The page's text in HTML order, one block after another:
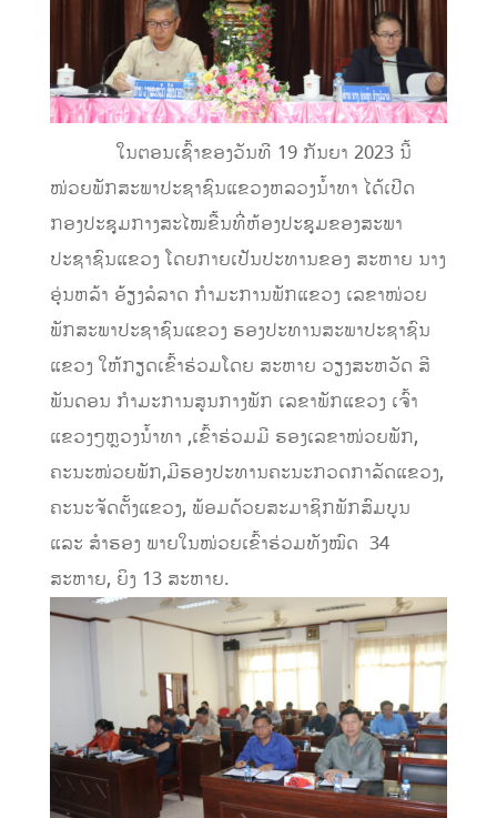
ໃນຕອນເຊົ້າຂອງວັນທີ 19 ກັນຍາ 2023 ນີ້
ໜ່ວຍພັກສະພາປະຊາຊົນແຂວງຫລວງນ້ຳທາ ໄດ້ເປີດ
ກອງປະຊຸມກາງສະໄໝຂື້ນທີ່ຫ້ອງປະຊຸມຂອງສະພາ
ປະຊາຊົນແຂວງ ໂດຍກາຍເປັນປະທານຂອງ ສະຫາຍ ນາງ
ອຸ່ນຫລ້າ ອ້ຽງລໍລາດ ກຳມະການພັກແຂວງ ເລຂາໜ່ວຍ
ພັກສະພາປະຊາຊົນແຂວງ ຮອງປະທານສະພາປະຊາຊົນ
ແຂວງ ໃຫ້ກຽດເຂົ້າຮ່ວມໂດຍ ສະຫາຍ ວຽງສະຫວັດ ສີ
ພັນດອນ ກຳມະການສູນກາງພັກ ເລຂາພັກແຂວງ ເຈົ້າ
ແຂວງໆຫຼວງນ້ຳທາ ,ເຂົ້າຮ່ວມມີ ຮອງເລຂາໜ່ວຍພັກ,
ຄະນະໜ່ວຍພັກ,ມີຮອງປະທານຄະນະກວດກາລັດແຂວງ,
ຄະນະຈັດຕັ້ງແຂວງ, ພ້ອມດ້ວຍສະມາຊິກພັກສົມບູນ
ແລະ ສຳຮອງ ພາຍໃນໜ່ວຍເຂົ້າຮ່ວມທັງໝົດ 34
ສະຫາຍ, ຍິງ 13 ສະຫາຍ.